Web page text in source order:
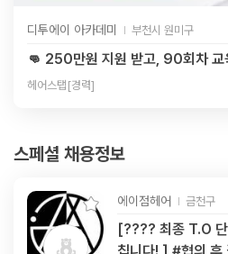
디투에이 아카데미 부천시 원미구
👊 250만원 지원 받고, 90회차 교
'취업 보장형' 헤어 디자이너 과정
헤어스탭[경력]
스페셜 채용정보
에이점헤어 금천구
[???? 최종 T.O